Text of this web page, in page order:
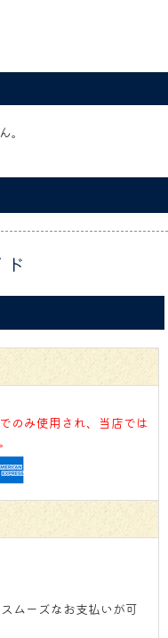
。
のみ使用され、当店では
ムーズなお支払いが可